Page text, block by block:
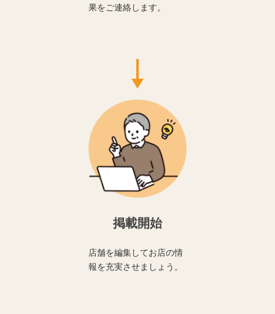
果をご連絡します。
掲載開始
店舗を編集してお店の情
報を充実させましょう。